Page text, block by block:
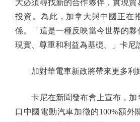
大必須尋找新的合作夥伴，實現
投資。為此，加拿大與中國正在
係。「這是一種反映當今世界的夥
現實、尊重和利益為基礎。」卡尼
加對華電車新政將帶來更多利
卡尼在新聞發布會上宣布，加
口中國電動汽車加徵的100%額外